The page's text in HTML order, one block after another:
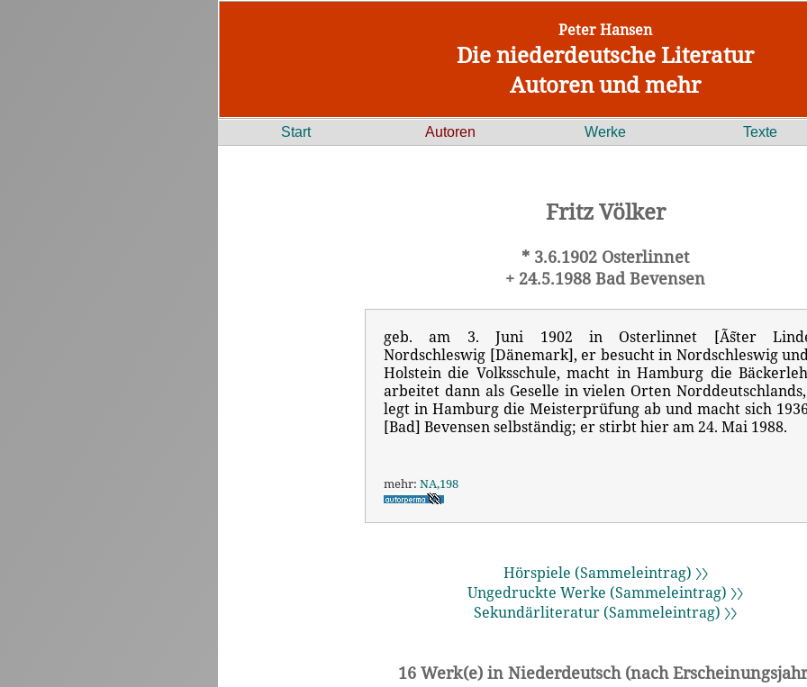
Peter Hansen
Die niederdeutsche Literatur
Autoren und mehr
Start Autoren Werke Texte
Fritz Völker
* 3.6.1902 Osterlinnet
+ 24.5.1988 Bad Bevensen
geb. am 3. Juni 1902 in Osterlinnet [Ã˜ster
Nordschleswig [Dänemark], er besucht in Nordschleswig
Holstein die Volksschule, macht in Hamburg die
arbeitet dann als Geselle in vielen Orten
legt in Hamburg die Meisterprüfung ab und macht sich
[Bad] Bevensen selbständig; er stirbt hier am 24. Mai 1988.
mehr: NA,198
Hörspiele (Sammeleintrag) 〉〉
Ungedruckte Werke (Sammeleintrag) 〉〉
Sekundärliteratur (Sammeleintrag) 〉〉
16 Werk(e) in Niederdeutsch (nach